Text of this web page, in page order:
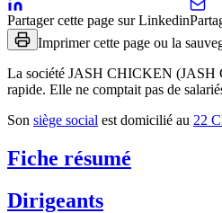
Partager cette page sur Linkedin
Imprimer cette page ou la
La société JASH CHICKEN (JASH
rapide. Elle ne comptait pas de
Son siège social est domicilié au 22
Fiche résumé
Dirigeants